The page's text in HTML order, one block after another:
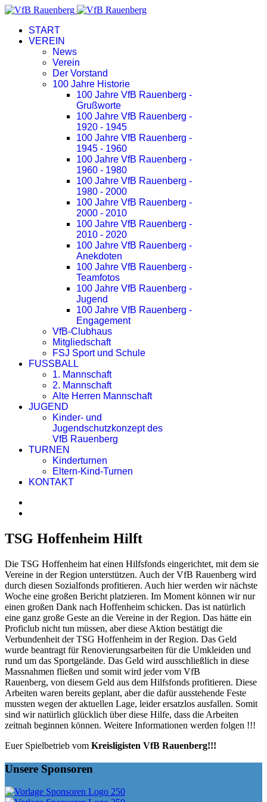
START
VEREIN
News
Verein
Der Vorstand
100 Jahre Historie
100 Jahre VfB Rauenberg -
Grußworte
100 Jahre VfB Rauenberg -
1920 - 1945
100 Jahre VfB Rauenberg -
1945 - 1960
100 Jahre VfB Rauenberg -
1960 - 1980
100 Jahre VfB Rauenberg -
1980 - 2000
100 Jahre VfB Rauenberg -
2000 - 2010
100 Jahre VfB Rauenberg -
2010 - 2020
100 Jahre VfB Rauenberg -
Anekdoten
100 Jahre VfB Rauenberg -
Teamfotos
100 Jahre VfB Rauenberg -
Jugend
100 Jahre VfB Rauenberg -
Engagement
VfB-Clubhaus
Mitgliedschaft
FSJ Sport und Schule
FUSSBALL
1. Mannschaft
2. Mannschaft
Alte Herren Mannschaft
JUGEND
Kinder- und
Jugendschutzkonzept des
VfB Rauenberg
TURNEN
Kinderturnen
Eltern-Kind-Turnen
KONTAKT
TSG Hoffenheim Hilft
Die TSG Hoffenheim hat einen Hilfsfonds eingerichtet, mit dem sie
Vereine in der Region unterstützen. Auch der VfB Rauenberg wird
durch diesen Sozialfonds profitieren. Auch hier werden wir nächste
Woche eine großen Bericht platzieren. Im Moment können wir nur
einen großen Dank nach Hoffenheim schicken. Das ist natürlich
eine ganz große Geste an die Vereine in der Region. Das hätte ein
Proficlub nicht tun müssen, aber diese Aktion bestätigt die
Verbundenheit der TSG Hoffenheim in der Region. Das Geld
wurde beantragt für Renovierungsarbeiten für die Umkleiden und
rund um das Sportgelände. Das Geld wird ausschließlich in diese
Massnahmen fließen und somit wird jeder vom VfB
Rauenberg, von diesem Geld aus dem Hilfsfonds profitieren. Diese
Arbeiten waren bereits geplant, aber die dafür ausstehende Feste
mussten wegen der aktuellen Lage, leider ersatzlos ausfallen. Somit
sind wir natürlich glücklich über diese Hilfe, dass die Arbeiten
zeitnah beginnen können. Weitere Informationen werden folgen !!!
Euer Spielbetrieb vom Kreisligisten VfB Rauenberg!!!
Unsere Sponsoren